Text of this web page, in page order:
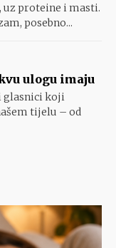
proteine i masti.
posebno...
ulogu imaju
glasnici koji
tijelu – od